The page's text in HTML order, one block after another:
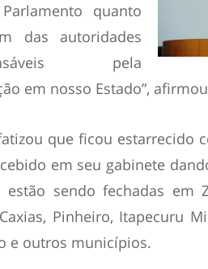
quanto
das autoridades
pela
em nosso Estado”,
que ficou estarrecido
em seu gabinete
estão sendo fechadas em
Pinheiro, Itapecuru
e outros municípios.